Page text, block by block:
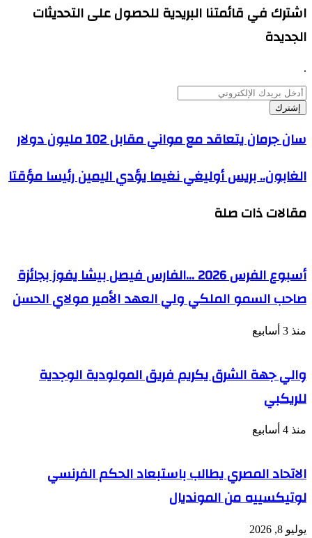
اشترك في قائمتنا البريدية للحصول على التحديثات
الجديدة
.
أدخل
بريدك
الإلكتروني
سان
جرمان
مع
مواني
102
سان جرمان يتعاقد مع مواني مقابل 102 مليون دولار
الغابون..
بريس
نغيما
الغابون.. بريس أوليغي نغيما يؤدي اليمين رئيسا مؤقتا
مقالات ذات صلة
أسبوع الفرس 2026 …الفارس فيصل بيشا يفوز بجائزة
صاحب السمو الملكي ولي العهد الأمير مولاي الحسن
منذ 3 أسابيع
والي جهة الشرق يكريم فريق المولودية الوجدية
للريكبي
منذ 4 أسابيع
الاتحاد المصري يطالب باستبعاد الحكم الفرنسي
لوتيكسييه من المونديال
يوليو 8, 2026